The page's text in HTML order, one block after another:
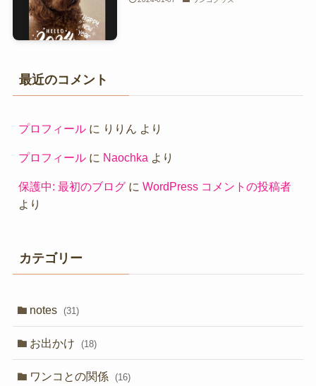
最近のコメント
プロフィールに りりん より
プロフィールに Naochka より
保護中: 最初のブログに WordPress コメントの投稿者
より
カテゴリー
notes (31)
お出かけ (18)
ワンコとの関係 (16)